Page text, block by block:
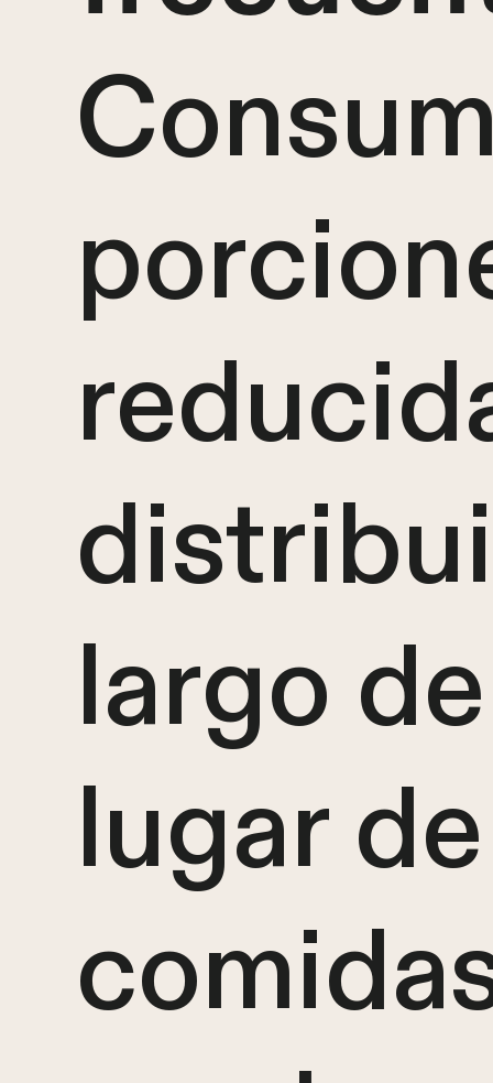
largo
lugar